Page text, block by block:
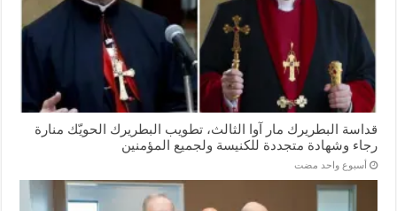
قداسة البطريرك مار آوا الثالث، تطويب البطريرك الحويّك منارة
رجاء وشهادة متجددة للكنيسة ولجميع المؤمنين
‏أسبوع واحد مضت